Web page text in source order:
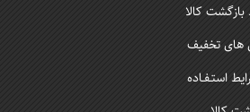
کالا
های تخفیف
استـفـاده